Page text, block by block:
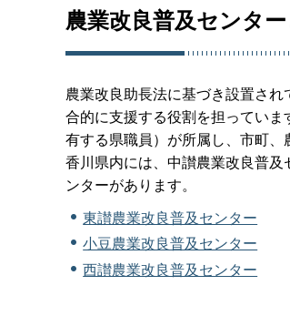
農業改良普及センタ
農業改良助長法に基づき設置さ
合的に支援する役割を担ってい
有する県職員）が所属し、市町、
香川県内には、中讃農業改良普
ンターがあります。
東讃農業改良普及センター
小豆農業改良普及センター
西讃農業改良普及センター